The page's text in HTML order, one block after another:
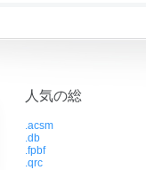
人気の総
.acsm
.db
.fpbf
.qrc